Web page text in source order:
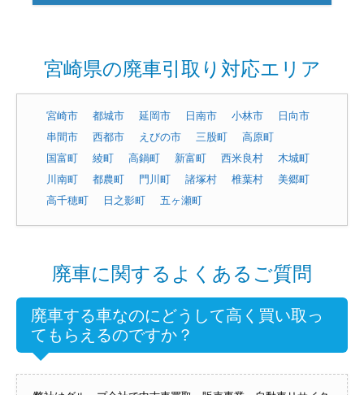
宮崎県の廃車引取り対応エリア
宮崎市 都城市 延岡市 日南市 小林市
日向市
串間市
西都市 えびの市 三股町
高原町
国富町
綾町 高鍋町 新富町 西米良村
木城町
川南町
都農町 門川町 諸塚村 椎葉村
美郷町
高千穂町
日之影町 五ヶ瀬町
廃車に関するよくあるご質問
廃車する車なのにどうして高く買い取っ
てもらえるのですか？